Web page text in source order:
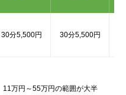
30分5,500円 30分5,500円
11万円～55万円の範囲が大半